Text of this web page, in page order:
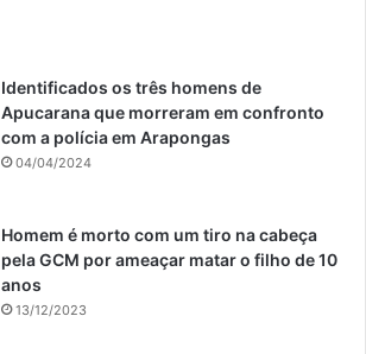
Identificados os três homens de
Apucarana que morreram em confronto
com a polícia em Arapongas
04/04/2024
Homem é morto com um tiro na cabeça
pela GCM por ameaçar matar o filho de 10
anos
13/12/2023